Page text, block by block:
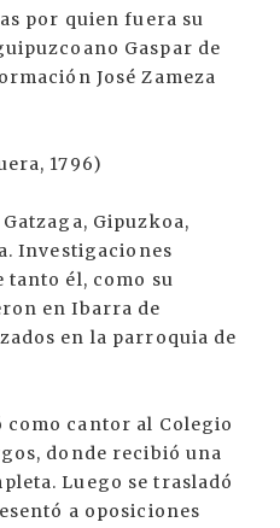
por quien fuera su
Gaspar de
José Zameza
1796)
Gipuzkoa,
Investigaciones
tanto él, como su
en Ibarra de
en la parroquia de
cantor al Colegio
donde recibió una
Luego se trasladó
a oposiciones